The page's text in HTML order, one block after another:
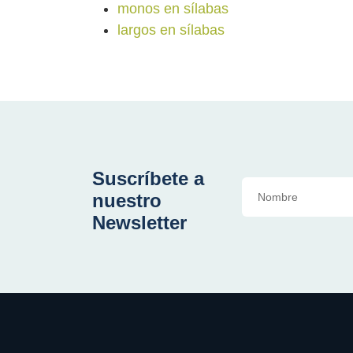
monos en sílabas
largos en sílabas
Suscríbete a
nuestro
Newsletter